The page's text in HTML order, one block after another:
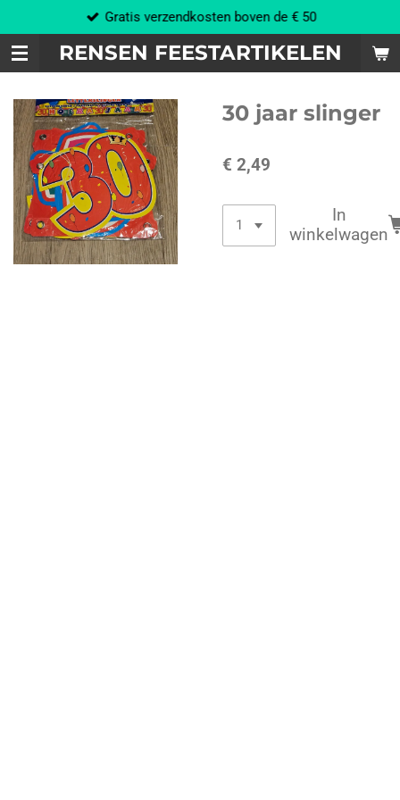
direct
naar
de
hoofdinhoud
RENSEN FEESTARTIKELEN
Gratis verzendkosten boven de € 50
30 jaar slinger
€ 2,49
In
winkelwagen